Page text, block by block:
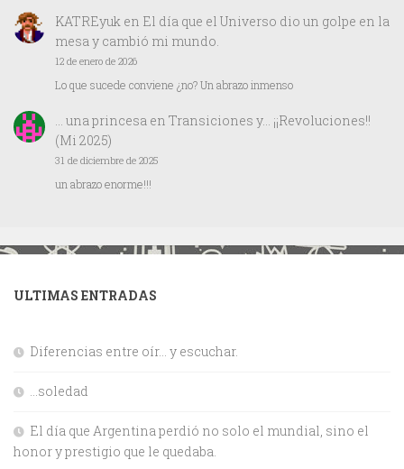
KATREyuken El día que el Universo dio un golpe en la
mesa y cambió mi mundo.
12 de enero de 2026
Lo que sucede conviene ¿no? Un abrazo inmenso
… una princesa en Transiciones y… ¡¡Revoluciones!!
(Mi 2025)
31 de diciembre de 2025
un abrazo enorme!!!
ULTIMAS ENTRADAS
Diferencias entre oír… y escuchar.
…soledad
El día que Argentina perdió no solo el mundial, sino el
honor y prestigio que le quedaba.